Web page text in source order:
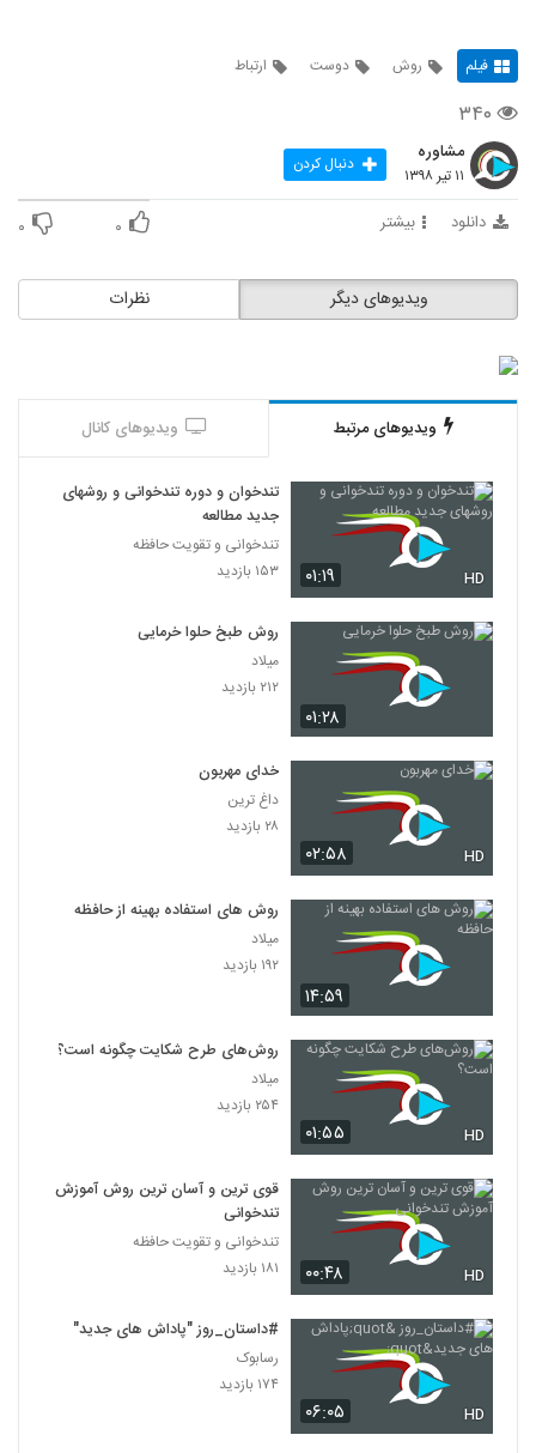
فیلم روش دوست ارتباط
۳۴۰
مشاوره
۱۱ تیر ۱۳۹۸ دنبال کردن
دانلود بیشتر ۰ ۰
نظرات ویدیوهای دیگر
ویدیوهای مرتبط ویدیوهای کانال
۰۱:۱۹ HD
تندخوان و دوره تندخوانی و روشهای
جدید مطالعه
تندخوانی و تقویت حافظه
۱۵۳ بازدید
۰۱:۲۸
روش طبخ حلوا خرمایی
میلاد
۲۱۲ بازدید
۰۲:۵۸ HD
خدای مهربون
داغ ترین
۲۸ بازدید
۱۴:۵۹
روش های استفاده بهینه از حافظه
میلاد
۱۹۲ بازدید
۰۱:۵۵ HD
روش‌های طرح شکایت چگونه است؟
میلاد
۲۵۴ بازدید
۰۰:۴۸ HD
قوی ترین و آسان ترین روش آموزش
تندخوانی
تندخوانی و تقویت حافظه
۱۸۱ بازدید
۰۶:۰۵ HD
#داستان_روز "پاداش های جدید"
رسابوک
۱۷۴ بازدید